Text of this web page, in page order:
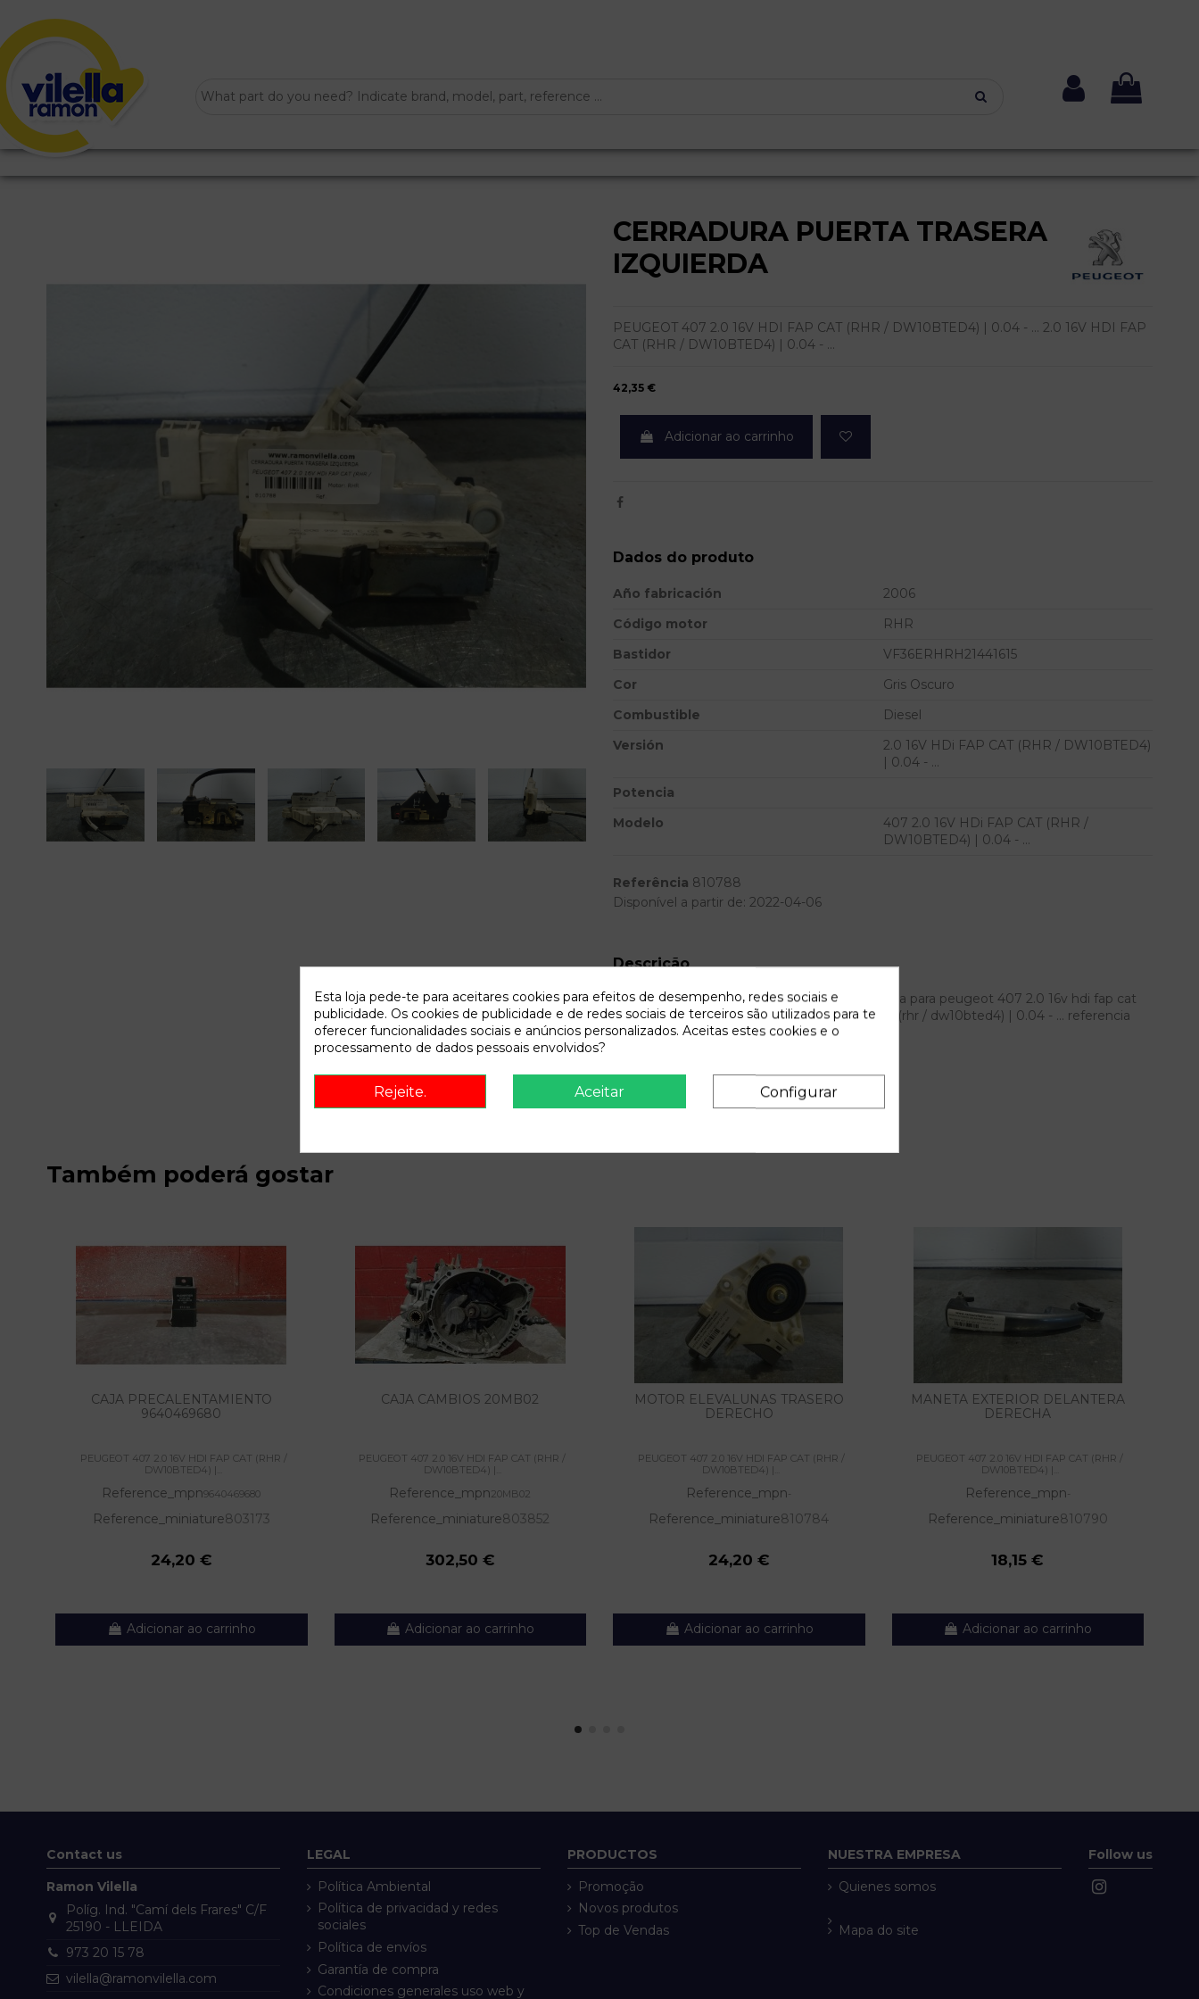
CERRADURA PUERTA TRASERA
IZQUIERDA
PEUGEOT 407 2.0 16V HDI FAP CAT (RHR / DW10BTED4) | 0.04 - ... 2.0 16V HDI FAP
CAT (RHR / DW10BTED4) | 0.04 - ...
42,35 €
Adicionar ao carrinho
Dados do produto
Año fabricación
2006
Código motor
RHR
Bastidor
VF36ERHRH21441615
Cor
Gris Oscuro
Combustible
Diesel
Versión
2.0 16V HDi FAP CAT (RHR / DW10BTED4)
| 0.04 - ...
Potencia
Modelo
407 2.0 16V HDi FAP CAT (RHR /
DW10BTED4) | 0.04 - ...
Referência 810788
Disponível a partir de: 2022-04-06
Descrição
Recambio de cerradura puerta trasera izquierda para peugeot 407 2.0 16v hdi fap cat
(rhr / dw10bted4) | 0.04 - ... 2.0 16v hdi fap cat (rhr / dw10bted4) | 0.04 - ... referencia
OEM IAM
Também poderá gostar
CAJA PRECALENTAMIENTO
9640469680
PEUGEOT 407 2.0 16V HDI FAP CAT (RHR /
DW10BTED4) |...
Reference_mpn9640469680
Reference_miniature803173
24,20 €
Adicionar ao carrinho
CAJA CAMBIOS 20MB02
PEUGEOT 407 2.0 16V HDI FAP CAT (RHR /
DW10BTED4) |...
Reference_mpn20MB02
Reference_miniature803852
302,50 €
Adicionar ao carrinho
MOTOR ELEVALUNAS TRASERO
DERECHO
PEUGEOT 407 2.0 16V HDI FAP CAT (RHR /
DW10BTED4) |...
Reference_mpn-
Reference_miniature810784
24,20 €
Adicionar ao carrinho
MANETA EXTERIOR DELANTERA
DERECHA
PEUGEOT 407 2.0 16V HDI FAP CAT (RHR /
DW10BTED4) |...
Reference_mpn-
Reference_miniature810790
18,15 €
Adicionar ao carrinho
Contact us
Ramon Vilella
Políg. Ind. "Camí dels Frares" C/F
25190 - LLEIDA
973 20 15 78
vilella@ramonvilella.com
LEGAL
Política Ambiental
Política de privacidad y redes
sociales
Política de envíos
Garantía de compra
Condiciones generales uso web y
PRODUCTOS
Promoção
Novos produtos
Top de Vendas
NUESTRA EMPRESA
Quienes somos
Mapa do site
Follow us
Esta loja pede-te para aceitares cookies para efeitos de desempenho, redes sociais e
publicidade. Os cookies de publicidade e de redes sociais de terceiros são utilizados para te
oferecer funcionalidades sociais e anúncios personalizados. Aceitas estes cookies e o
processamento de dados pessoais envolvidos?
Rejeite. Aceitar Configurar